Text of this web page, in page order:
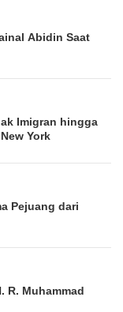
Abidin Saat
Imigran hingga
York
Pejuang dari
R. Muhammad